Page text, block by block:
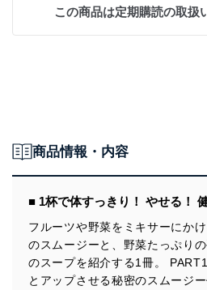
この商品は定期購読の取扱
商品情報・内容
■ 1杯で体すっきり！ やせる！
フルーツや野菜をミキサーにか
のスムージーと、野菜たっぷり
のスープを紹介する1冊。
とアップさせる秘密のスムージ